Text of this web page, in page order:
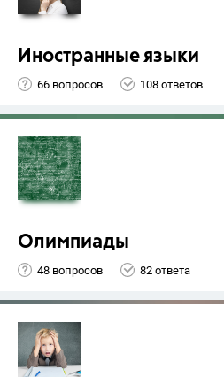
Иностранные языки
66 вопросов 108 ответов
Олимпиады
48 вопросов 82 ответа